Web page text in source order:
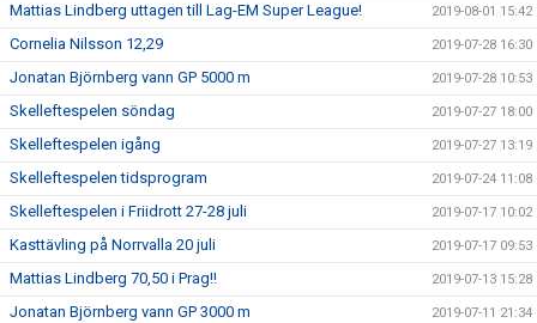
Mattias Lindberg uttagen till Lag-EM Super League! 2019-08-01 15:42
Cornelia Nilsson 12,29 2019-07-28 16:30
Jonatan Björnberg vann GP 5000 m 2019-07-28 10:53
Skelleftespelen söndag 2019-07-27 18:00
Skelleftespelen igång 2019-07-27 13:19
Skelleftespelen tidsprogram 2019-07-24 11:08
Skelleftespelen i Friidrott 27-28 juli 2019-07-17 10:02
Kasttävling på Norrvalla 20 juli 2019-07-17 09:53
Mattias Lindberg 70,50 i Prag!! 2019-07-13 15:28
Jonatan Björnberg vann GP 3000 m 2019-07-11 21:34